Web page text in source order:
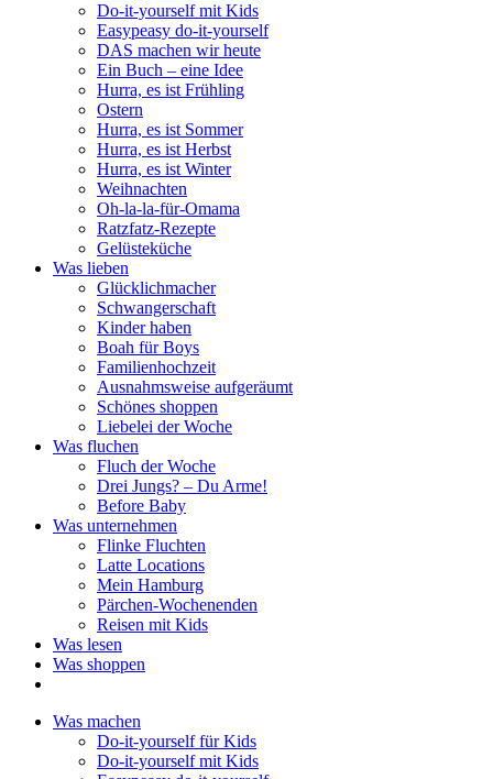
Do-it-yourself mit Kids
Easypeasy do-it-yourself
DAS machen wir heute
Ein Buch – eine Idee
Hurra, es ist Frühling
Ostern
Hurra, es ist Sommer
Hurra, es ist Herbst
Hurra, es ist Winter
Weihnachten
Oh-la-la-für-Omama
Ratzfatz-Rezepte
Gelüsteküche
Was lieben
Glücklichmacher
Schwangerschaft
Kinder haben
Boah für Boys
Familienhochzeit
Ausnahmsweise aufgeräumt
Schönes shoppen
Liebelei der Woche
Was fluchen
Fluch der Woche
Drei Jungs? – Du Arme!
Before Baby
Was unternehmen
Flinke Fluchten
Latte Locations
Mein Hamburg
Pärchen-Wochenenden
Reisen mit Kids
Was lesen
Was shoppen
Was machen
Do-it-yourself für Kids
Do-it-yourself mit Kids